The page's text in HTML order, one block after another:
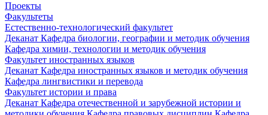
Проекты
Факультеты
Естественно-технологический факультет
Деканат Кафедра биологии, географии и методик обучения
Кафедра химии, технологии и методик обучения
Факультет иностранных языков
Деканат Кафедра иностранных языков и методик обучения
Кафедра лингвистики и перевода
Факультет истории и права
Деканат Кафедра отечественной и зарубежной истории и